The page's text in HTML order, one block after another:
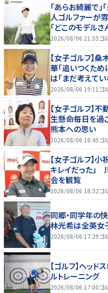
「あらお綺麗で
人ゴルファー
「どこのモデルさ
2026/08/06 21:55ゴ
【女子ゴルフ】
華「追いつくた
は「まだ考えてい
2026/08/06 19:11 ゴ
【女子ゴルフ】
生懸命毎日を過
熊本への思い
2026/08/06 18:45ゴ
【女子ゴルフ】小
キレイだった」
会を観覧
2026/08/06 18:32ゴ
同郷・同学年の
林光希は全英女
2026/08/06 17:29ゴ
【ゴルフ】ヘッ
ルトレーニング
2026/08/06 17:00ゴ